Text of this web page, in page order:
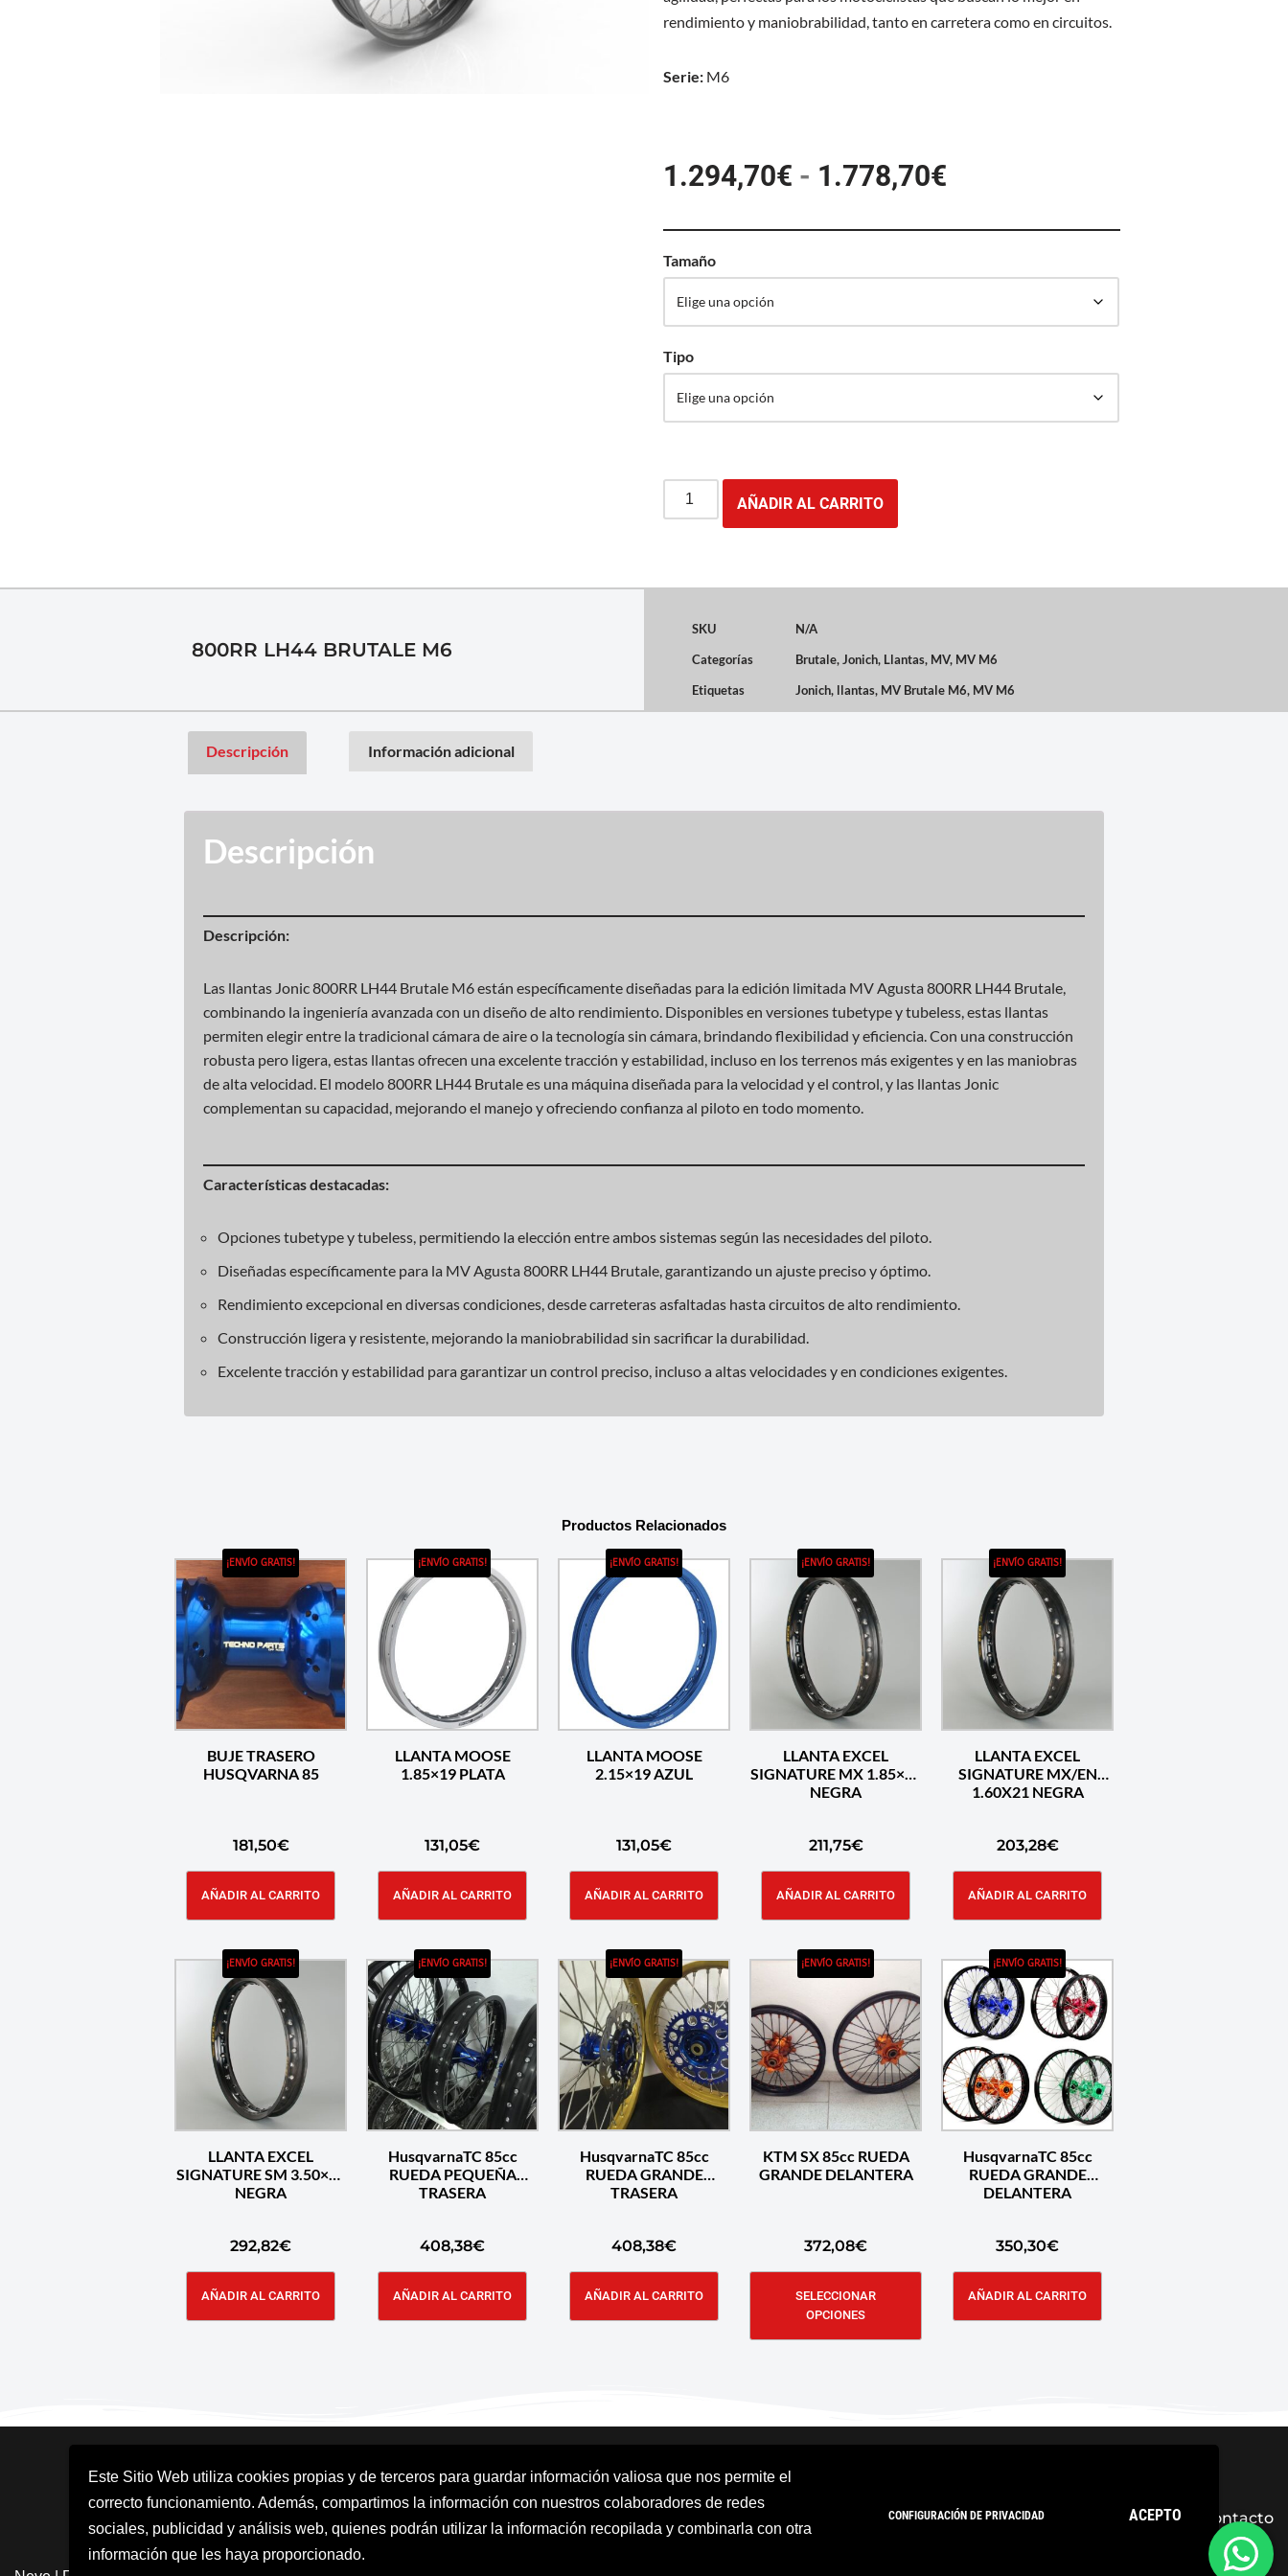
Este Sitio Web utiliza cookies propias y de terceros para guardar información valiosa que nos permite el
correcto funcionamiento. Además, compartimos la información con nuestros colaboradores de redes
sociales, publicidad y análisis web, quienes podrán utilizar la información recopilada y combinarla con otra
información que les haya proporcionado.
CONFIGURACIÓN DE PRIVACIDAD ACEPTO
rendimiento y maniobrabilidad, tanto en carretera como en circuitos.
Serie: M6
1.294,70€ - 1.778,70€
Tamaño
Tipo
AÑADIR AL CARRITO
800RR LH44 BRUTALE M6
SKU
N/A
Categorías
Brutale,Jonich, Llantas, MV, MV M6
Etiquetas
Jonich, llantas, MV Brutale M6, MV M6
Descripción Información adicional
Descripción
Descripción:
Las llantas Jonic 800RR LH44 Brutale M6 están específicamente diseñadas para la edición limitada MV Agusta 800RR LH44 Brutale,
combinando la ingeniería avanzada con un diseño de alto rendimiento. Disponibles en versiones tubetype y tubeless, estas llantas
permiten elegir entre la tradicional cámara de aire o la tecnología sin cámara, brindando flexibilidad y eficiencia. Con una construcción
robusta pero ligera, estas llantas ofrecen una excelente tracción y estabilidad, incluso en los terrenos más exigentes y en las maniobras
de alta velocidad. El modelo 800RR LH44 Brutale es una máquina diseñada para la velocidad y el control, y las llantas Jonic
complementan su capacidad, mejorando el manejo y ofreciendo confianza al piloto en todo momento.
Características destacadas:
Opciones tubetype y tubeless, permitiendo la elección entre ambos sistemas según las necesidades del piloto.
Diseñadas específicamente para la MV Agusta 800RR LH44 Brutale, garantizando un ajuste preciso y óptimo.
Rendimiento excepcional en diversas condiciones, desde carreteras asfaltadas hasta circuitos de alto rendimiento.
Construcción ligera y resistente, mejorando la maniobrabilidad sin sacrificar la durabilidad.
Excelente tracción y estabilidad para garantizar un control preciso, incluso a altas velocidades y en condiciones exigentes.
Productos Relacionados
¡ENVÍO GRATIS!
BUJE TRASERO
HUSQVARNA 85
181,50€
AÑADIR AL CARRITO
¡ENVÍO GRATIS!
LLANTA MOOSE
1.85×19 PLATA
131,05€
AÑADIR AL CARRITO
¡ENVÍO GRATIS!
LLANTA MOOSE
2.15×19 AZUL
131,05€
AÑADIR AL CARRITO
¡ENVÍO GRATIS!
LLANTA EXCEL
SIGNATURE MX 1.85×19
NEGRA
211,75€
AÑADIR AL CARRITO
¡ENVÍO GRATIS!
LLANTA EXCEL
SIGNATURE MX/EN
1.60X21 NEGRA
203,28€
AÑADIR AL CARRITO
¡ENVÍO GRATIS!
LLANTA EXCEL
SIGNATURE SM 3.50×17
NEGRA
292,82€
AÑADIR AL CARRITO
¡ENVÍO GRATIS!
HusqvarnaTC 85cc
RUEDA PEQUEÑA
TRASERA
408,38€
AÑADIR AL CARRITO
¡ENVÍO GRATIS!
HusqvarnaTC 85cc
RUEDA GRANDE
TRASERA
408,38€
AÑADIR AL CARRITO
¡ENVÍO GRATIS!
KTM SX 85cc RUEDA
GRANDE DELANTERA
372,08€
SELECCIONAR
OPCIONES
¡ENVÍO GRATIS!
HusqvarnaTC 85cc
RUEDA GRANDE
DELANTERA
350,30€
AÑADIR AL CARRITO
Aviso Legal Política de cookies Política de privacidad Condiciones Generales Contacto